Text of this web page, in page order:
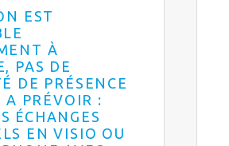
EST
À
PAS DE
DE PRÉSENCE
A PRÉVOIR :
ÉCHANGES
EN VISIO OU